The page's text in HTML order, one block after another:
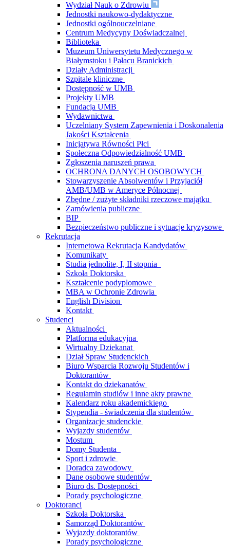
Wydział Nauk o Zdrowiu
Jednostki naukowo-dydaktyczne
Jednostki ogólnouczelniane
Centrum Medycyny Doświadczalnej
Biblioteka
Muzeum Uniwersytetu Medycznego w
Białymstoku i Pałacu Branickich
Działy Administracji
Szpitale kliniczne
Dostępność w UMB
Projekty UMB
Fundacja UMB
Wydawnictwa
Uczelniany System Zapewnienia i Doskonalenia
Jakości Kształcenia
Inicjatywa Równości Płci
Społeczna Odpowiedzialność UMB
Zgłoszenia naruszeń prawa
OCHRONA DANYCH OSOBOWYCH
Stowarzyszenie Absolwentów i Przyjaciół
AMB/UMB w Ameryce Północnej
Zbędne / zużyte składniki rzeczowe majątku
Zamówienia publiczne
BIP
Bezpieczeństwo publiczne i sytuacje kryzysowe
Rekrutacja
Internetowa Rekrutacja Kandydatów
Komunikaty
Studia jednolite, I, II stopnia
Szkoła Doktorska
Kształcenie podyplomowe
MBA w Ochronie Zdrowia
English Division
Kontakt
Studenci
Aktualności
Platforma edukacyjna
Wirtualny Dziekanat
Dział Spraw Studenckich
Biuro Wsparcia Rozwoju Studentów i
Doktorantów
Kontakt do dziekanatów
Regulamin studiów i inne akty prawne
Kalendarz roku akademickiego
Stypendia - świadczenia dla studentów
Organizacje studenckie
Wyjazdy studentów
Mostum
Domy Studenta
Sport i zdrowie
Doradca zawodowy
Dane osobowe studentów
Biuro ds. Dostępności
Porady psychologiczne
Doktoranci
Szkoła Doktorska
Samorząd Doktorantów
Wyjazdy doktorantów
Porady psychologiczne